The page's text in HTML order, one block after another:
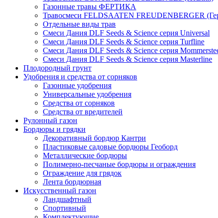
Газонные травы ФЕРТИКА
Травосмеси FELDSAATEN FREUDENBERGER
Отдельные виды трав
Смеси Дания DLF Seeds & Sciеnce серия Universal
Смеси Дания DLF Seeds & Sciеnce серия Turfline
Смеси Дания DLF Seeds & Sciеnce серия
Смеси Дания DLF Seeds & Sciеnce серия Masterline
Плодородный грунт
Удобрения и средства от сорняков
Газонные удобрения
Универсальные удобрения
Средства от сорняков
Средства от вредителей
Рулонный газон
Бордюры и грядки
Декоративный бордюр Кантри
Пластиковые садовые бордюры Геоборд
Металлические бордюры
Полимерно-песчаные бордюры и ограждения
Ограждение для грядок
Лента бордюрная
Искусственный газон
Ландшафтный
Спортивный